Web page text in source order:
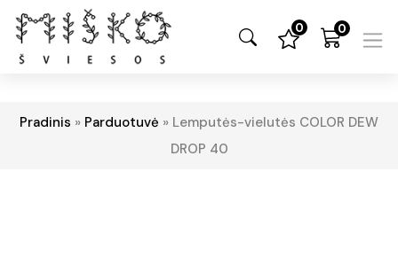
0 0
Pradinis » Parduotuvė » Lemputės-vielutės COLOR DEW
DROP 40